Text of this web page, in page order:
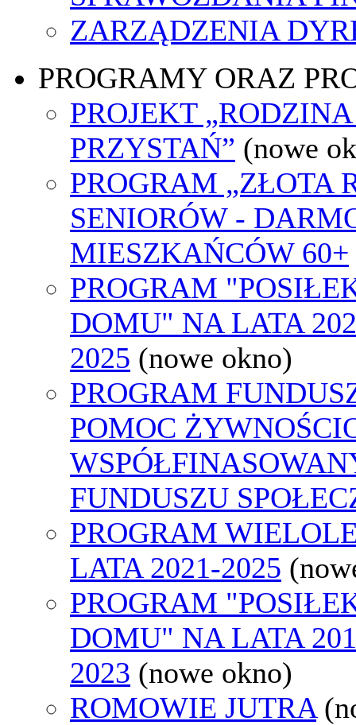
ZARZĄDZENIA
PROGRAMY ORAZ
PROJEKT
PRZYSTAŃ” (nowe
PROGRAM „ZŁOTA
SENIORÓW -
MIESZKAŃCÓW 60+
PROGRAM
DOMU" NA LATA
2025 (nowe okno)
PROGRAM
POMOC
FUNDUSZU
PROGRAM
LATA 2021-2025
PROGRAM
DOMU" NA LATA
2023 (nowe okno)
ROMOWIE JUTRA